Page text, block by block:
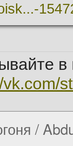
в
vk.com/
/